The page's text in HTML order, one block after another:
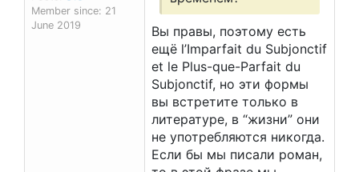
Member since: 21
June 2019
Вы правы, поэтому есть
ещё l’Imparfait du Subjonctif
et le Plus-que-Parfait du
Subjonctif, но эти формы
вы встретите только в
литературе, в “жизни” они
не употребляются никогда.
Если бы мы писали роман,